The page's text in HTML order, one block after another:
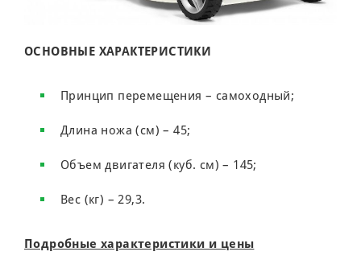
ОСНОВНЫЕ ХАРАКТЕРИСТИКИ
Принцип перемещения – самоходный;
Длина ножа (см) – 45;
Объем двигателя (куб. см) – 145;
Вес (кг) – 29,3.
Подробные характеристики и цены